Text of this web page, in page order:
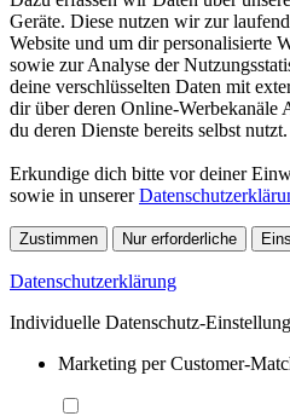
Geräte. Diese nutzen wir zur
Website und um dir personalisierte
sowie zur Analyse der
deine verschlüsselten Daten mit
dir über deren Online-Werbekanäle
du deren Dienste bereits selbst nutzt.
Erkundige dich bitte vor deiner
sowie in unserer
Zustimmen Nur erforderliche
Datenschutzerklärung
Individuelle Datenschutz-
Marketing per Customer-